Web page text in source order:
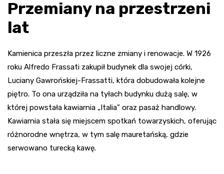
Przemiany na przestrzeni
lat
Kamienica przeszła przez liczne zmiany i renowacje. W 1926
roku Alfredo Frassati zakupił budynek dla swojej córki,
Luciany Gawrońskiej-Frassatti, która dobudowała kolejne
piętro. To ona urządziła na tyłach budynku dużą salę, w
której powstała kawiarnia „Italia” oraz pasaż handlowy.
Kawiarnia stała się miejscem spotkań towarzyskich, oferując
różnorodne wnętrza, w tym salę mauretańską, gdzie
serwowano turecką kawę.